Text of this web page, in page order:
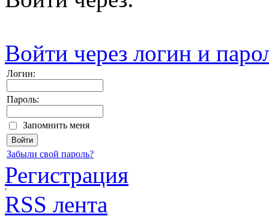
Войти через логин и
Логин:
Пароль:
Запомнить меня
Забыли свой пароль?
Регистрация
RSS лента